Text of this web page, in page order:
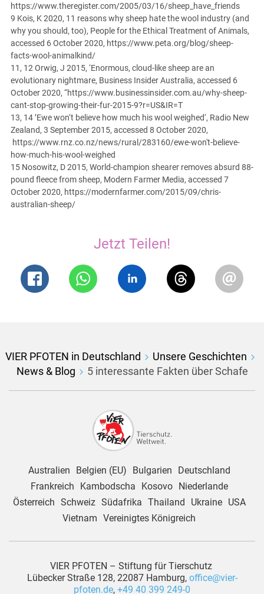
https://www.theregister.com/2005/03/16/sheep_have_friends
9 Kois, K 2020, 11 reasons why sheep hate the wool industry (and
why you should, too), People for the Ethical Treatment of Animals,
accessed 6 October 2020, https://www.peta.org/blog/sheep-
facts-wool-animalkind/
11, 12 Orwig, J 2015, ‘Enormous, cloud-like sheep are an
evolutionary nightmare, Business Insider Australia, accessed 6
October 2020, “https://www.businessinsider.com.au/why-sheep-
cant-stop-growing-their-fur-2015-9?r=US&IR=T
13, 14 ’Ewe won‘t believe how much his wool weighed‘, Radio New
Zealand, 3 September 2015, accessed 8 October 2020,
https://www.rnz.co.nz/news/rural/283160/ewe-won't-believe-
how-much-his-wool-weighed
15 Nosowitz, D 2015, World-champion shearer removes absurd 88-
pound fleece from sheep, Modern Farmer Media, accessed 7
October 2020, https://modernfarmer.com/2015/09/chris-
australian-sheep/
Jetzt Teilen!
VIER PFOTEN in Deutschland
Unsere Geschichten
News & Blog
5 interessante Fakten über Schafe
Australien Belgien (EU) Bulgarien
Deutschland
Frankreich
Kambodscha Kosovo
Niederlande
Österreich Schweiz Südafrika Thailand Ukraine
USA
Vietnam Vereinigtes Königreich
VIER PFOTEN – Stiftung für Tierschutz
Lübecker Straße 128, 22087 Hamburg, office@vier-
pfoten.de, +49 40 399 249-0